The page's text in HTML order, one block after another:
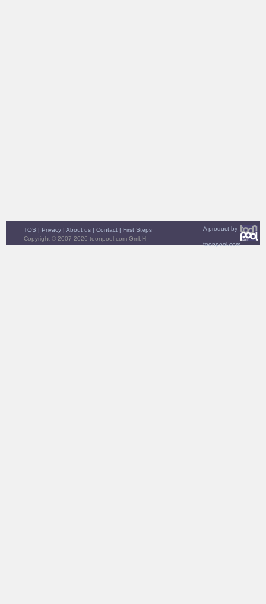
A product by
toonpool.com
TOS | Privacy | About us | Contact | First Steps
Copyright © 2007-2026 toonpool.com GmbH